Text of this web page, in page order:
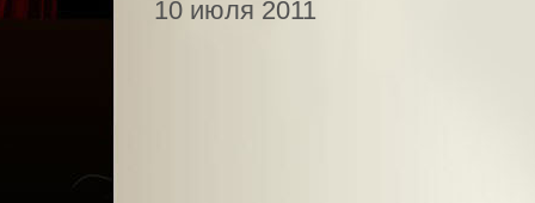
10 июля 2011